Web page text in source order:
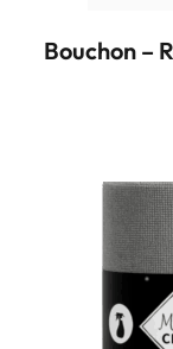
Bouchon –